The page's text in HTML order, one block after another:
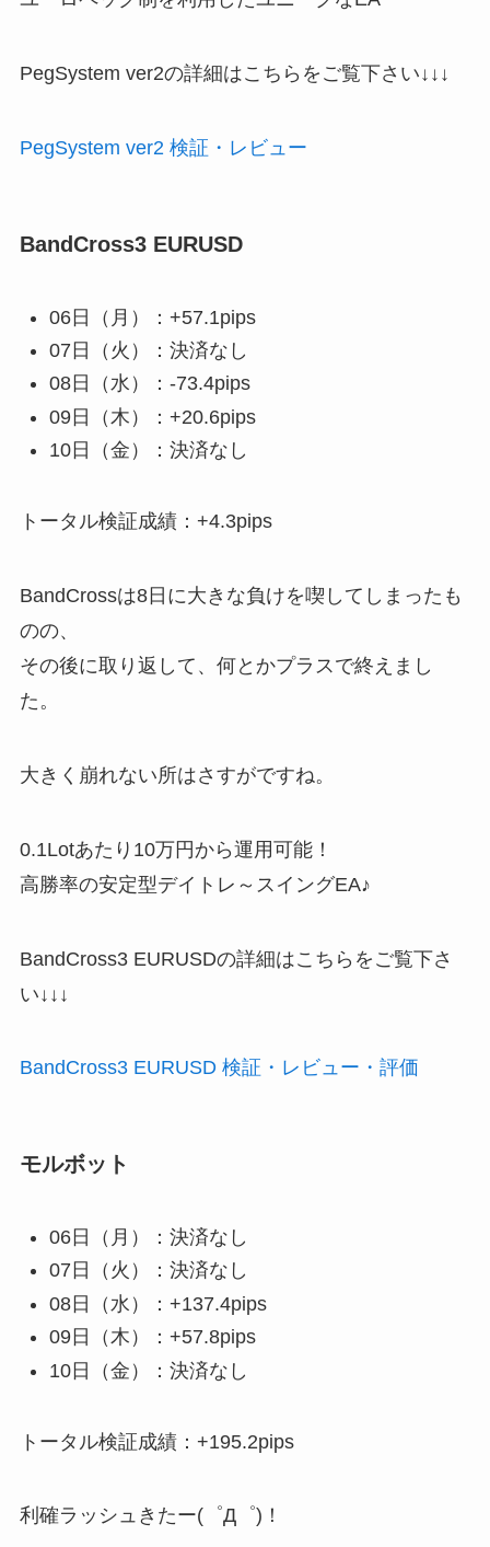
PegSystem ver2の詳細はこちらをご覧下さい↓↓↓
PegSystem ver2 検証・レビュー
BandCross3 EURUSD
06日（月）：+57.1pips
07日（火）：決済なし
08日（水）：-73.4pips
09日（木）：+20.6pips
10日（金）：決済なし
トータル検証成績：+4.3pips
BandCrossは8日に大きな負けを喫してしまったも
のの、
その後に取り返して、何とかプラスで終えまし
た。
大きく崩れない所はさすがですね。
0.1Lotあたり10万円から運用可能！
高勝率の安定型デイトレ～スイングEA♪
BandCross3 EURUSDの詳細はこちらをご覧下さ
い↓↓↓
BandCross3 EURUSD 検証・レビュー・評価
モルボット
06日（月）：決済なし
07日（火）：決済なし
08日（水）：+137.4pips
09日（木）：+57.8pips
10日（金）：決済なし
トータル検証成績：+195.2pips
利確ラッシュきたー(゜Д゜)！